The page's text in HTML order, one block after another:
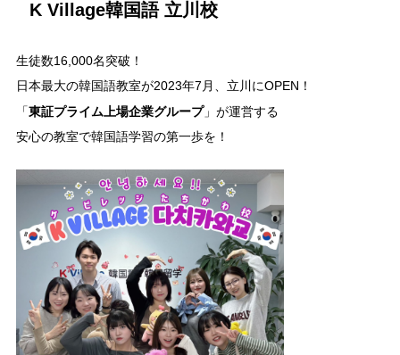
K Village韓国語 立川校
生徒数16,000名突破！
日本最大の韓国語教室が2023年7月、立川にOPEN！
「 東証プライム上場企業グループ」が運営する
安心の教室で韓国語学習の第一歩を！